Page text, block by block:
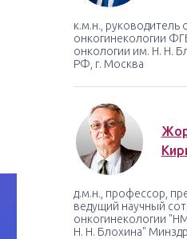
к.м.н., руководитель
онкогинекологии
онкологии им. Н. Н.
РФ, г. Москва
д.м.н., профессор,
ведущий научный
онкогинекологии
Н. Н. Блохина"